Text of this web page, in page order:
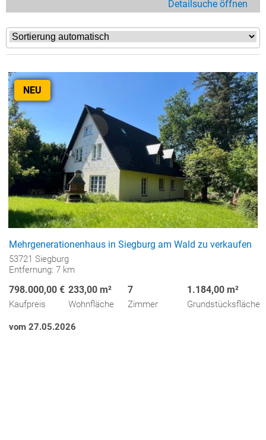
Detailsuche öffnen
NEU
Mehrgenerationenhaus in Siegburg am Wald zu verkaufen
53721 Siegburg
Entfernung: 7 km
798.000,00 €
Kaufpreis
233,00 m²
Wohnfläche
7
Zimmer
1.184,00 m²
Grundstücksfläche
vom 27.05.2026